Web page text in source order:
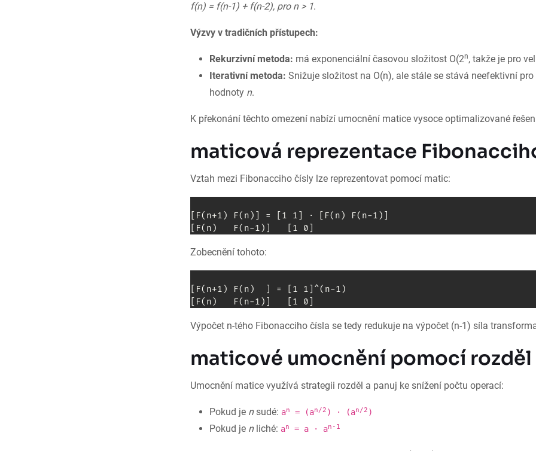
f(n) = f(n-1) + f(n-2), pro n > 1.
Výzvy v tradičních přístupech:
Rekurzivní metoda: má exponenciální časovou složitost O(2n, takže je pro
Iterativní metoda: Snižuje složitost na O(n), ale stále se stává neefektivní
hodnoty n.
K překonání těchto omezení nabízí umocnění matice vysoce optimalizované
maticová reprezentace
Vztah mezi Fibonacciho čísly lze reprezentovat pomocí matic:
[F(n+1) F(n)] = [1 1] ⋅ [F(n) F(n-1)]
Zobecnění tohoto:
[F(n+1) F(n)  ] = [1 1]^(n-1)
Výpočet n-tého Fibonacciho čísla se tedy redukuje na výpočet (n-1) síla
maticové umocnění pomocí rozděl
Umocnění matice využívá strategii rozděl a panuj ke snížení počtu operací:
Pokud je nsudé: an = (an/2 ) ⋅ (an/2 )
Pokud je nliché: an = a ⋅ an-1